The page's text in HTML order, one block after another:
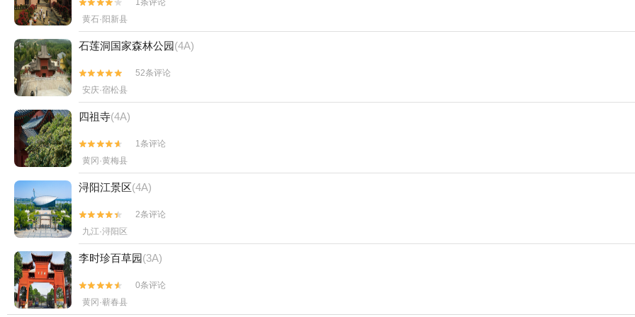


1条评论
黄石·阳新县
石莲洞国家森林公园(4A)


52条评论
安庆·宿松县
四祖寺(4A)


1条评论
黄冈·黄梅县
浔阳江景区(4A)


2条评论
九江·浔阳区
李时珍百草园(3A)


0条评论
黄冈·蕲春县